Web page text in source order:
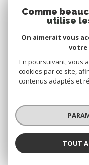
©
Nos honoraires
Comme
utilise
On aimerait vous
votre
En poursuivant, vous
cookies par ce site,
contenus adaptés et
TOUT